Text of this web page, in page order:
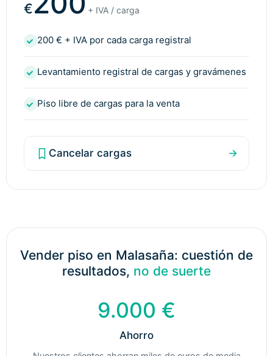
€ + IVA / carga
200 € + IVA por cada carga registral
Levantamiento registral de cargas y gravámenes
Piso libre de cargas para la venta
Cancelar cargas →
Vender piso en Malasaña: cuestión de
resultados, no de suerte
9.000 €
Ahorro